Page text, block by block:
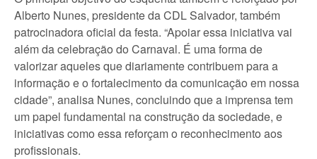
Alberto Nunes, presidente da CDL Salvador, também
patrocinadora oficial da festa. “Apoiar essa iniciativa vai
além da celebração do Carnaval. É uma forma de
valorizar aqueles que diariamente contribuem para a
informação e o fortalecimento da comunicação em nossa
cidade”, analisa Nunes, concluindo que a imprensa tem
um papel fundamental na construção da sociedade, e
iniciativas como essa reforçam o reconhecimento aos
profissionais.